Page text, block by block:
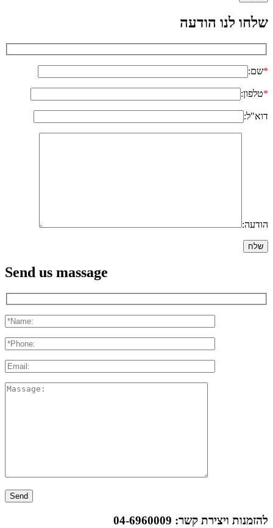
שלחו לנו הודעה
*שם:
*טלפון:
דוא"ל:
הודעה:
Send us massage
להזמנות ויצירת קשר: